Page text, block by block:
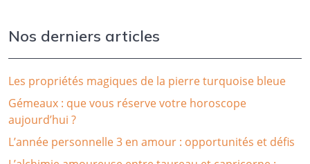
Nos derniers articles
Les propriétés magiques de la pierre turquoise bleue
Gémeaux : que vous réserve votre horoscope
aujourd’hui ?
L’année personnelle 3 en amour : opportunités et défis